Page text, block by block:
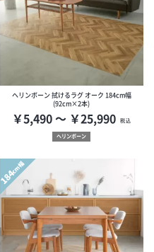
ヘリンボーン 拭けるラグ オーク 184cm幅
(92cm×2本)
￥5,490 ～ ￥25,990 税込
ヘリンボーン
184cm幅